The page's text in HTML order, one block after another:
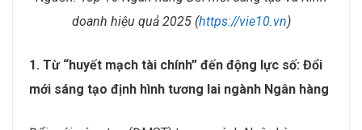
doanh hiệu quả 2025 (https://vie10.vn)
1. Từ “huyết mạch tài chính” đến động lực số: Đổi
mới sáng tạo định hình tương lai ngành Ngân hàng